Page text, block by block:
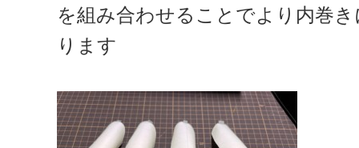
を組み合わせることでより内巻
ります